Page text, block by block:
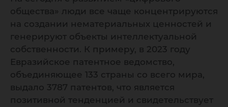
общества» люди все чаще концентрируются
на создании нематериальных ценностей и
генерируют объекты интеллектуальной
собственности. К примеру, в 2023 году
Евразийское патентное ведомство,
объединяющее 133 страны со всего мира,
выдало 3787 патентов, что является
позитивной тенденцией и свидетельствует